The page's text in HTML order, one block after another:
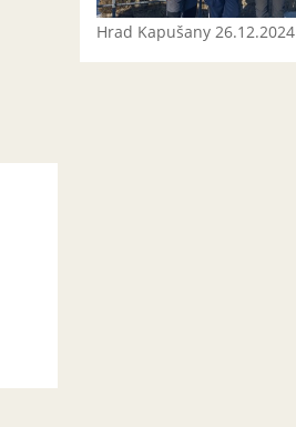
Hrad Kapušany 26.12.2024